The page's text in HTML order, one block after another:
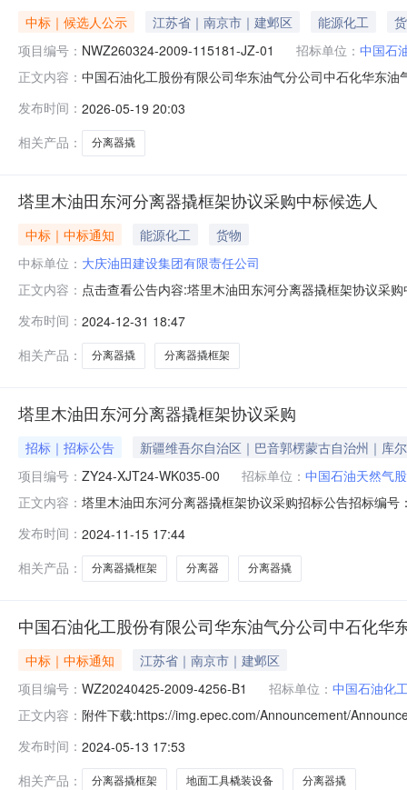
中标｜候选人公示 江苏省｜南京市｜建邺区 能源化工
项目编号： NWZ260324-2009-115181-JZ-01 招标单位： 中国石
正文内容： 中国石油化工股份有限公司华东油气分公司中石化华东
年度2009分离器框架采购生产分离器撬
发布时间： 2026-05-19 20:03
相关产品：
分离器撬
塔里木油田东河分离器撬框架协议采购中标候选人
中标｜中标通知 能源化工
货物
中标单位： 大庆油田建设集团有限责任公司
正文内容： 点击查看公告内容:塔里木油田东河分离器撬框架协议采
发布时间： 2024-12-31 18:47
相关产品：
分离器撬 分离器撬框架
塔里木油田东河分离器撬框架协议采购
招标｜招标公告
新疆维吾尔自治区｜巴音郭楞蒙古自治州｜库
项目编号： ZY24-XJT24-WK035-00 招标单位： 中国石油天然气
正文内容： 塔里木油田东河分离器撬框架协议采购招标公告招标编
超压隐患整改工程用料，数量5台。项目所在地为塔里木
型号计量
发布时间： 2024-11-15 17:44
相关产品：
分离器撬框架 分离器 分离器撬
中国石油化工股份有限公司华东油气分公司中石化
中标｜中标通知
江苏省｜南京市｜建邺区
项目编号： WZ20240425-2009-4256-B1 招标单位： 中国石油化
正文内容： 附件下载:https://img.epec.com/Announcement/
工程有限公司四、联系方式联系人：刘斌才电话：025-
发布时间： 2024-05-13 17:53
相关产品：
分离器撬框架 地面工具橇装设备 分离器撬